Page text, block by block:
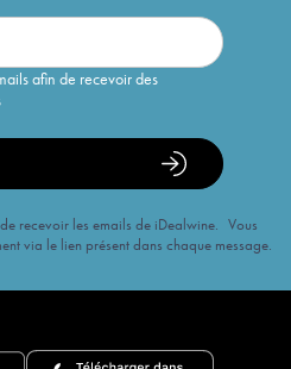
afin de recevoir des
recevoir les emails de iDealwine. Vous
via le lien présent dans chaque message.